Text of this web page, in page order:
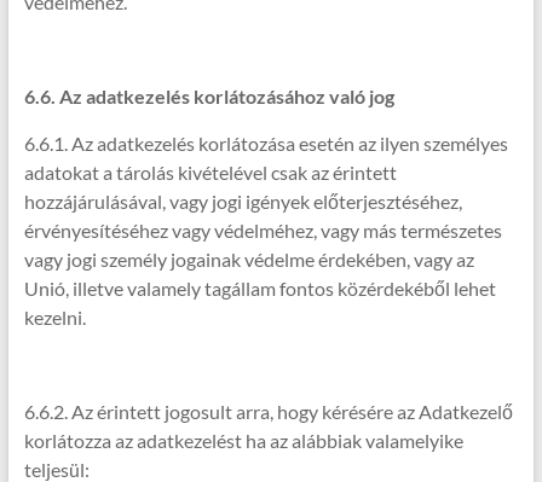
6.6. Az adatkezelés korlátozásához való jog
6.6.1. Az adatkezelés korlátozása esetén az ilyen személyes
adatokat a tárolás kivételével csak az érintett
hozzájárulásával, vagy jogi igények előterjesztéséhez,
érvényesítéséhez vagy védelméhez, vagy más természetes
vagy jogi személy jogainak védelme érdekében, vagy az
Unió, illetve valamely tagállam fontos közérdekéből lehet
kezelni.
6.6.2. Az érintett jogosult arra, hogy kérésére az Adatkezelő
korlátozza az adatkezelést ha az alábbiak valamelyike
teljesül: